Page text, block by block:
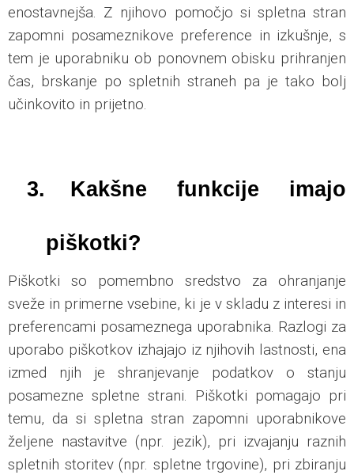
enostavnejša. Z njihovo pomočjo si spletna stran
zapomni posameznikove preference in izkušnje, s
tem je uporabniku ob ponovnem obisku prihranjen
čas, brskanje po spletnih straneh pa je tako bolj
učinkovito in prijetno.
3. Kakšne funkcije imajo
piškotki?
Piškotki so pomembno sredstvo za ohranjanje
sveže in primerne vsebine, ki je v skladu z interesi in
preferencami posameznega uporabnika. Razlogi za
uporabo piškotkov izhajajo iz njihovih lastnosti, ena
izmed njih je shranjevanje podatkov o stanju
posamezne spletne strani. Piškotki pomagajo pri
temu, da si spletna stran zapomni uporabnikove
željene nastavitve (npr. jezik), pri izvajanju raznih
spletnih storitev (npr. spletne trgovine), pri zbiranju